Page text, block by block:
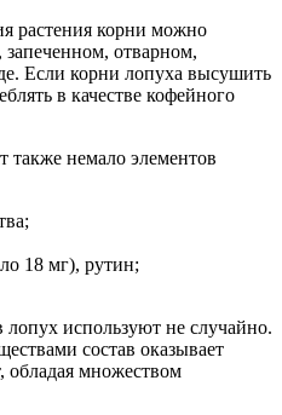
растения корни можно
отварном,
Если корни лопуха высушить
в качестве кофейного
также немало элементов
18 мг), рутин;
лопух используют не случайно.
состав оказывает
обладая множеством